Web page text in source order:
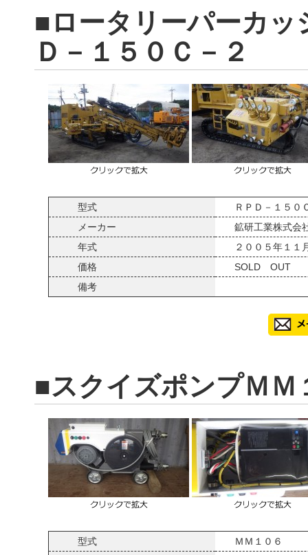
■ロータリーパーカ
Ｄ－１５０Ｃ－２
型式
ＲＰＤ－１５０
メーカー
鉱研工業株式会
年式
２００５年１１
価格
SOLD OUT
備考
■スクイズポンプＭＭ
型式
ＭＭ１０６